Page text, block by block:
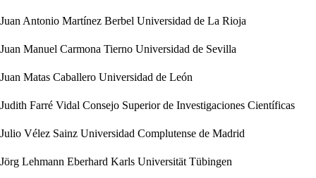
Juan Antonio Martínez Berbel Universidad de La Rioja
Juan Manuel Carmona Tierno Universidad de Sevilla
Juan Matas Caballero Universidad de León
Judith Farré Vidal Consejo Superior de Investigaciones Científicas
Julio Vélez Sainz Universidad Complutense de Madrid
Jörg Lehmann Eberhard Karls Universität Tübingen